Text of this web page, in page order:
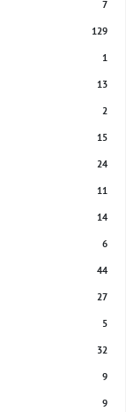
7
129
1
13
2
15
24
11
14
6
44
27
5
32
9
9